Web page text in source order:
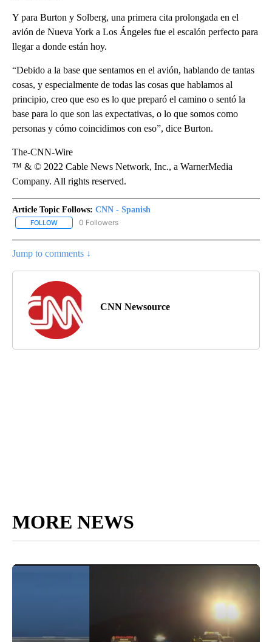
Y para Burton y Solberg, una primera cita prolongada en el
avión de Nueva York a Los Ángeles fue el escalón perfecto para
llegar a donde están hoy.
“Debido a la base que sentamos en el avión, hablando de tantas
cosas, y especialmente de todas las cosas que hablamos al
principio, creo que eso es lo que preparó el camino o sentó la
base para lo que son las expectativas, o lo que somos como
personas y cómo coincidimos con eso”, dice Burton.
The-CNN-Wire
™ & © 2022 Cable News Network, Inc., a WarnerMedia
Company. All rights reserved.
Article Topic Follows: CNN - Spanish
FOLLOW FOLLOW "CNN - SPANISH" TO RECEIVE NOTIFICATIONS ABOUT
0 Followers
Jump to comments ↓
CNN Newsource
MORE NEWS